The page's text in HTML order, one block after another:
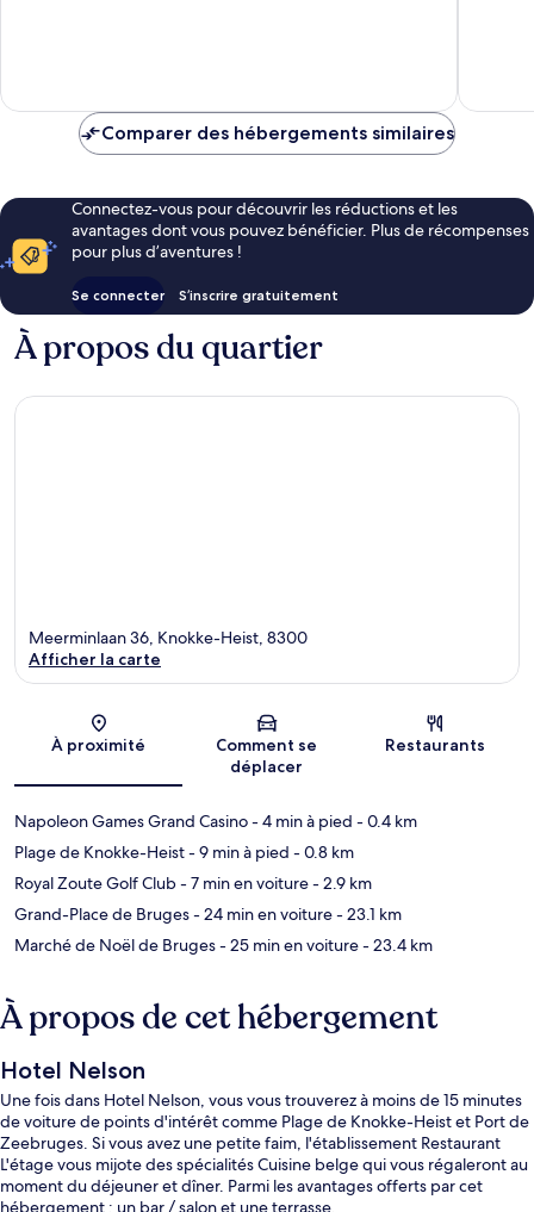
Comparer des hébergements similaires
Connectez-vous pour découvrir les réductions et les
avantages dont vous pouvez bénéficier. Plus de récompenses
pour plus d’aventures !
Se connecter S’inscrire gratuitement
À propos du quartier
Carte
Meerminlaan 36, Knokke-Heist, 8300
Afficher la carte
À proximité
Comment se
déplacer
Restaurants
Napoleon Games Grand Casino- 4 min à pied - 0.4 km
Plage de Knokke-Heist- 9 min à pied - 0.8 km
Royal Zoute Golf Club- 7 min en voiture- 2.9 km
Grand-Place de Bruges- 24 min en voiture- 23.1 km
Marché de Noël de Bruges- 25 min en voiture- 23.4 km
À propos de cet hébergement
Hotel Nelson
Une fois dans Hotel Nelson, vous vous trouverez à moins de 15 minutes
de voiture de points d'intérêt comme Plage de Knokke-Heist et Port de
Zeebruges. Si vous avez une petite faim, l'établissement Restaurant
L'étage vous mijote des spécialités Cuisine belge qui vous régaleront au
moment du déjeuner et dîner. Parmi les avantages offerts par cet
hébergement : un bar / salon et une terrasse.